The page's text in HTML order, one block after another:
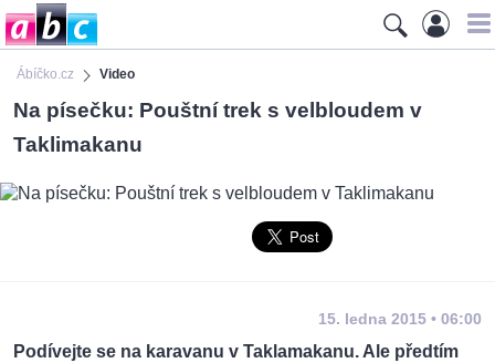
Ábíčko.cz Video
Na písečku: Pouštní trek s velbloudem v
Taklimakanu
15. ledna 2015 • 06:00
Podívejte se na karavanu v Taklamakanu. Ale předtím